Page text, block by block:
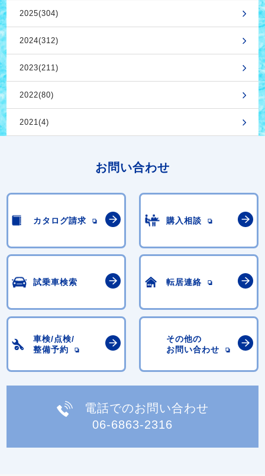
2025(304)
2024(312)
2023(211)
2022(80)
2021(4)
お問い合わせ
カタログ請求 購入相談
試乗車検索 転居連絡
車検/点検/
整備予約
その他の
お問い合わせ
電話でのお問い合わせ
06-6863-2316